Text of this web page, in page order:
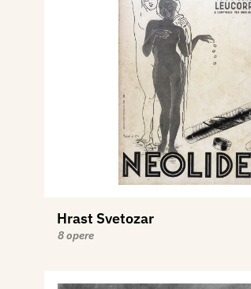
Hrast Svetozar
8 opere